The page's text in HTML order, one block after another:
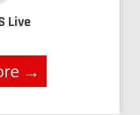
Live
→